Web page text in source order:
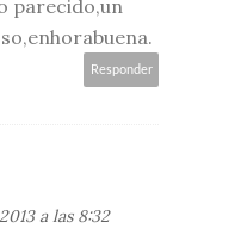
parecido,un
Responder
a las 8:32